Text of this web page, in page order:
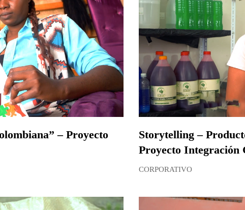
– Proyecto
Storytelling –
Proyecto Integración
CORPORATIVO